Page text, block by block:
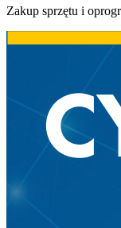
Zakup sprzętu i